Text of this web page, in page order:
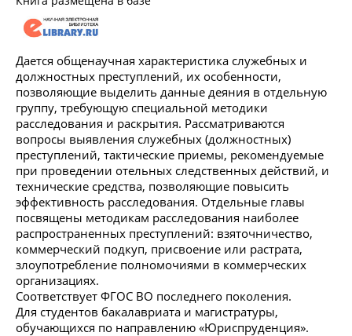
Дается общенаучная характеристика служебных и
должностных преступлений, их особенности,
позволяющие выделить данные деяния в отдельную
группу, требующую специальной методики
расследования и раскрытия. Рассматриваются
вопросы выявления служебных (должностных)
преступлений, тактические приемы, рекомендуемые
при проведении отельных следственных действий, и
технические средства, позволяющие повысить
эффективность расследования. Отдельные главы
посвящены методикам расследования наиболее
распространенных преступлений: взяточничество,
коммерческий подкуп, присвоение или растрата,
злоупотребление полномочиями в коммерческих
организациях.
Соответствует ФГОС ВО последнего поколения.
Для студентов бакалавриата и магистратуры,
обучающихся по направлению «Юриспруденция».